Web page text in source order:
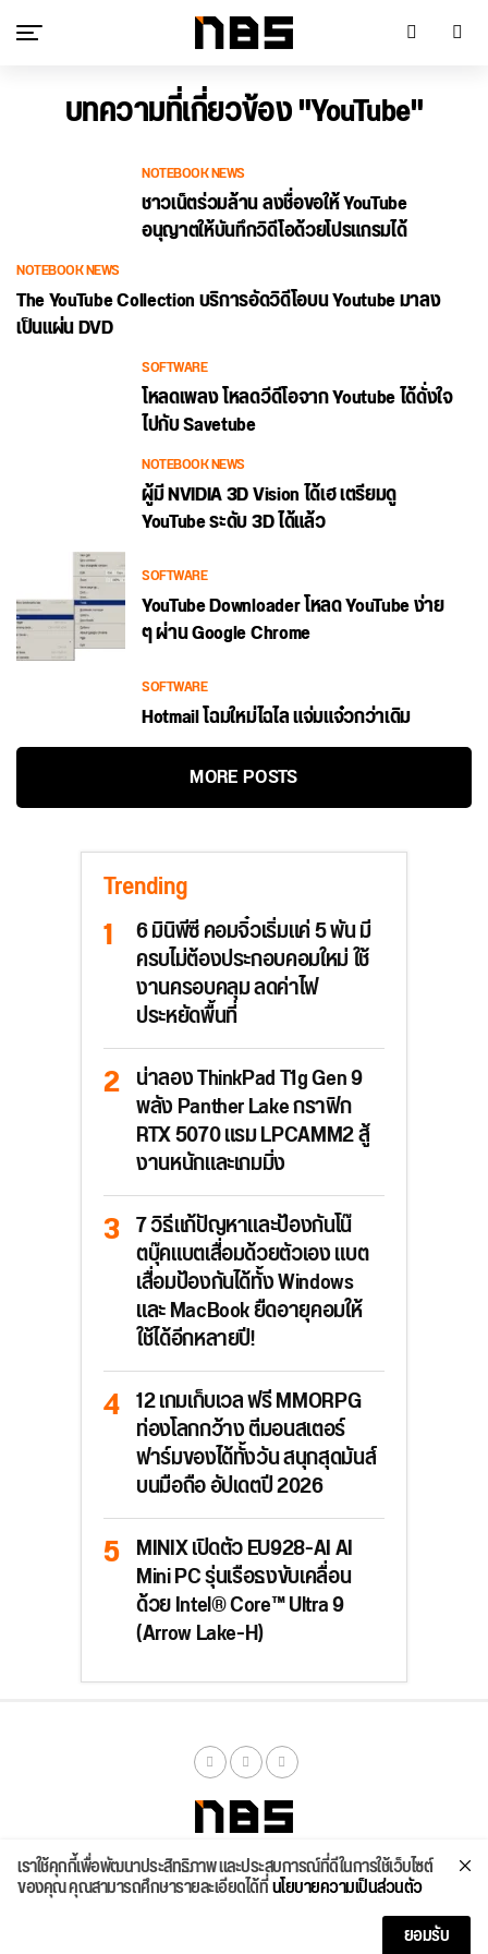
บทความที่เกี่ยวข้อง "YouTube"
NOTEBOOK NEWS
ชาวเน็ตร่วมล้าน ลงชื่อขอให้ YouTube
อนุญาตให้บันทึกวิดีโอด้วยโปรแกรมได้
NOTEBOOK NEWS
The YouTube Collection บริการอัดวิดีโอบน Youtube มาลง
เป็นแผ่น DVD
SOFTWARE
โหลดเพลง โหลดวีดีโอจาก Youtube ได้ดั่งใจ
ไปกับ Savetube
NOTEBOOK NEWS
ผู้มี NVIDIA 3D Vision ได้เฮ เตรียมดู
YouTube ระดับ 3D ได้แล้ว
SOFTWARE
YouTube Downloader โหลด YouTube ง่าย
ๆ ผ่าน Google Chrome
SOFTWARE
Hotmail โฉมใหม่ไฉไล แจ่มแจ๋วกว่าเดิม
MORE POSTS
Trending
6 มินิพีซี คอมจิ๋วเริ่มแค่ 5 พัน มี
ครบไม่ต้องประกอบคอมใหม่ ใช้
งานครอบคลุม ลดค่าไฟ
ประหยัดพื้นที่
น่าลอง ThinkPad T1g Gen 9
พลัง Panther Lake กราฟิก
RTX 5070 แรม LPCAMM2 สู้
งานหนักและเกมมิ่ง
7 วิธีแก้ปัญหาและป้องกันโน๊
ตบุ๊คแบตเสื่อมด้วยตัวเอง แบต
เสื่อมป้องกันได้ทั้ง Windows
และ MacBook ยืดอายุคอมให้
ใช้ได้อีกหลายปี!
12 เกมเก็บเวล ฟรี MMORPG
ท่องโลกกว้าง ตีมอนสเตอร์
ฟาร์มของได้ทั้งวัน สนุกสุดมันส์
บนมือถือ อัปเดตปี 2026
MINIX เปิดตัว EU928-AI AI
Mini PC รุ่นเรือธงขับเคลื่อน
ด้วย Intel® Core™ Ultra 9
(Arrow Lake-H)
จัดสเปค ค้นหา บทความ รีวิวล่าสุด บทความยอดนิยม ติดต่อเรา
เราใช้คุกกี้เพื่อพัฒนาประสิทธิภาพ และประสบการณ์ที่ดีในการใช้เว็บไซต์
ของคุณ คุณสามารถศึกษารายละเอียดได้ที่นโยบายความเป็นส่วนตัว
ยอมรับ